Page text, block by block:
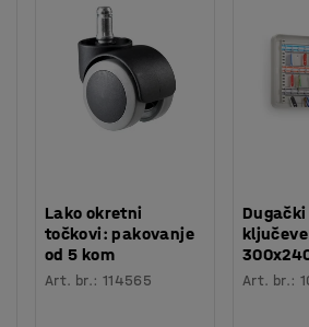
Lako okretni
točkovi: pakovanje
od 5 kom
Art. br.: 114565 Art. br.: